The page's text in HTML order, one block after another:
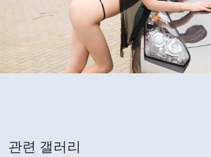
관련 갤러리